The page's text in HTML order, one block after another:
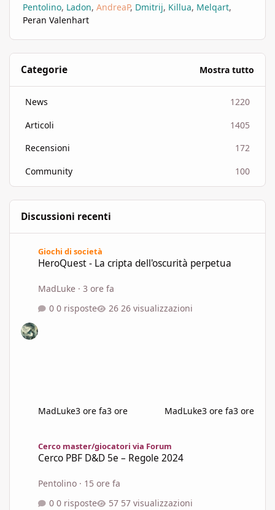
Pentolino Ladon AndreaP Dmitrij Killua Melqart
Peran Valenhart
Categorie Mostra tutto
News
1220
Articoli
1405
Recensioni
172
Community
100
Discussioni recenti
Giochi di società
HeroQuest - La cripta dell'oscurità perpetua
MadLuke ·3 ore fa
0 risposte
26 visualizzazioni
MadLuke3 ore fa3 ore MadLuke3 ore fa3 ore
Cerco master/giocatori via Forum
Cerco PBF D&D 5e – Regole 2024
Pentolino · 15 ore fa
0 risposte
57 visualizzazioni